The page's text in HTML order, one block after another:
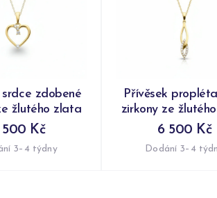
srdce zdobené
žlutého zlata
500 Kč
3–4 týdny
Přívěsek
zirkony ze
6 500 Kč
Dodání 3–4